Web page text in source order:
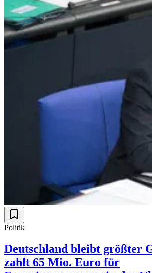
Politik
Deutschland bleibt größter
zahlt 65 Mio. Euro für